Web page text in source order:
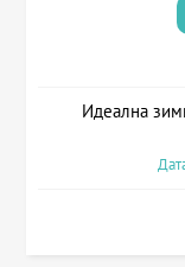
Идеална